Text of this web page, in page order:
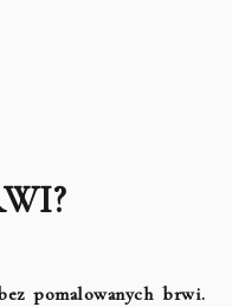
pomalowanych brwi.